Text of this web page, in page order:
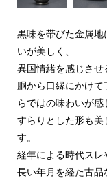
黒味を帯びた金属
いが美しく、
異国情緒を感じさせ
胴から口縁にかけ
らではの味わいが感
すらりとした形も美
す。
経年による時代スレ
長い年月を経た古品